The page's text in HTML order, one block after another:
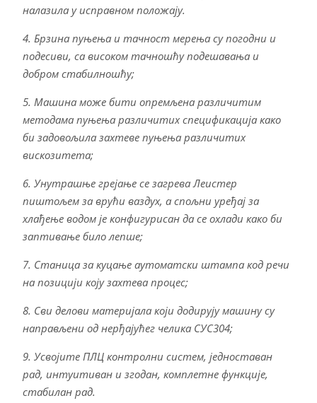
налазила у исправном положају.
4. Брзина пуњења и тачност мерења су погодни и
подесиви, са високом тачношћу подешавања и
добром стабилношћу;
5. Машина може бити опремљена различитим
методама пуњења различитих спецификација како
би задовољила захтеве пуњења различитих
вискозитета;
6. Унутрашње грејање се загрева Леистер
пиштољем за врући ваздух, а спољни уређај за
хлађење водом је конфигурисан да се охлади како би
заптивање било лепше;
7. Станица за куцање аутоматски штампа код речи
на позицији коју захтева процес;
8. Сви делови материјала који додирују машину су
направљени од нерђајућег челика СУС304;
9. Усвојите ПЛЦ контролни систем, једноставан
рад, интуитиван и згодан, комплетне функције,
стабилан рад.